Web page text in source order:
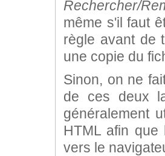
Rechercher/
même s'il faut
règle avant de
une copie du
Sinon, on ne
de ces deux
généralement
HTML afin que
vers le